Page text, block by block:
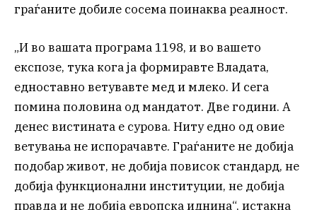
граѓаните добиле сосема поинаква реалност.
„И во вашата програма 1198, и во вашето
експозе, тука кога ја формиравте Владата,
едноставно ветувавте мед и млеко. И сега
помина половина од мандатот. Две години. А
денес вистината е сурова. Ниту едно од овие
ветувања не испорачавте. Граѓаните не добија
подобар живот, не добија повисок стандард, не
добија функционални институции, не добија
правда и не добија европска иднина“, истакна